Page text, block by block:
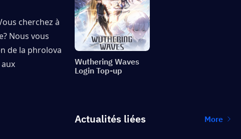
cherchez à
Nous vous
de la phrolova
Wuthering Waves
Login Top-up
Actualités liées More